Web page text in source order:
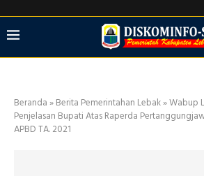
Beranda»Berita Pemerintahan Lebak»Wabup
Penjelasan Bupati Atas Raperda
APBD TA. 2021